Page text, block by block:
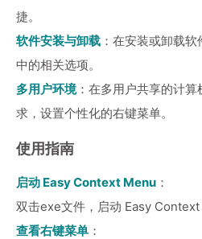
捷。
软件安装与卸载 ：在安装或卸载
中的相关选项。
多用户环境：在多用户共享的计
求，设置个性化的右键菜单。
使用指南
启动 Easy Context Menu ：
双击exe文件，启动 Easy Context
查看右键菜单 ：